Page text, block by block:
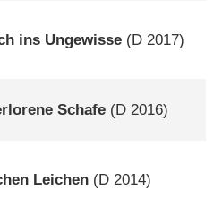
ins Ungewisse (D 2017)
Schafe (D 2016)
Leichen (D 2014)